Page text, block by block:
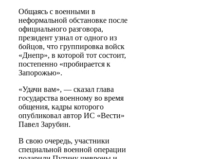
Общаясь с военными в
неформальной обстановке после
официального разговора,
президент узнал от одного из
бойцов, что группировка войск
«Днепр», в которой тот состоит,
постепенно «пробирается к
Запорожью».
«Удачи вам», — сказал глава
государства военному во время
общения, кадры которого
опубликовал автор ИС «Вести»
Павел Зарубин.
В свою очередь, участники
специальной военной операции